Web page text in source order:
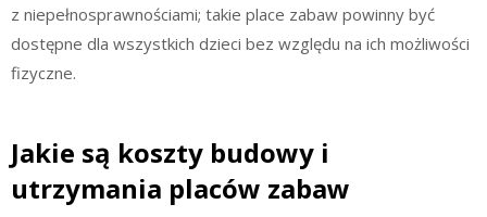
z niepełnosprawnościami; takie place zabaw powinny być
dostępne dla wszystkich dzieci bez względu na ich możliwości
fizyczne.
Jakie są koszty budowy i
utrzymania placów zabaw